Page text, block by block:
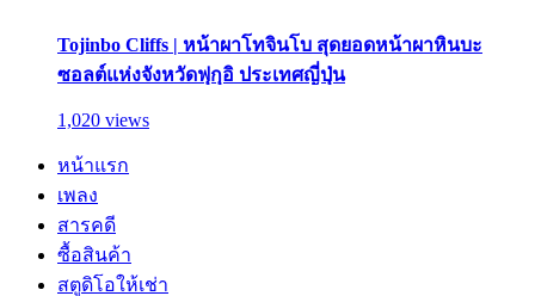
Tojinbo Cliffs | หน้าผาโทจินโบ สุดยอดหน้าผาหินบะ
ซอลต์แห่งจังหวัดฟุกุอิ ประเทศญี่ปุ่น
1,020 views
หน้าแรก
เพลง
สารคดี
ซื้อสินค้า
สตูดิโอให้เช่า